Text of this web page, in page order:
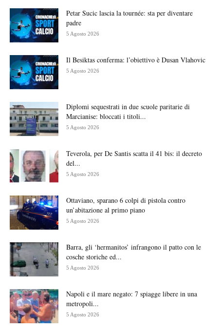
Petar Sucic lascia la tournée: sta per diventare
padre
5 Agosto 2026
Il Besiktas conferma: l’obiettivo è Dusan Vlahovic
5 Agosto 2026
Diplomi sequestrati in due scuole paritarie di
Marcianise: bloccati i titoli...
5 Agosto 2026
Teverola, per De Santis scatta il 41 bis: il decreto
del...
5 Agosto 2026
Ottaviano, sparano 6 colpi di pistola contro
un’abitazione al primo piano
5 Agosto 2026
Barra, gli ‘hermanitos’ infrangono il patto con le
cosche storiche ed...
5 Agosto 2026
Napoli e il mare negato: 7 spiagge libere in una
metropoli...
5 Agosto 2026